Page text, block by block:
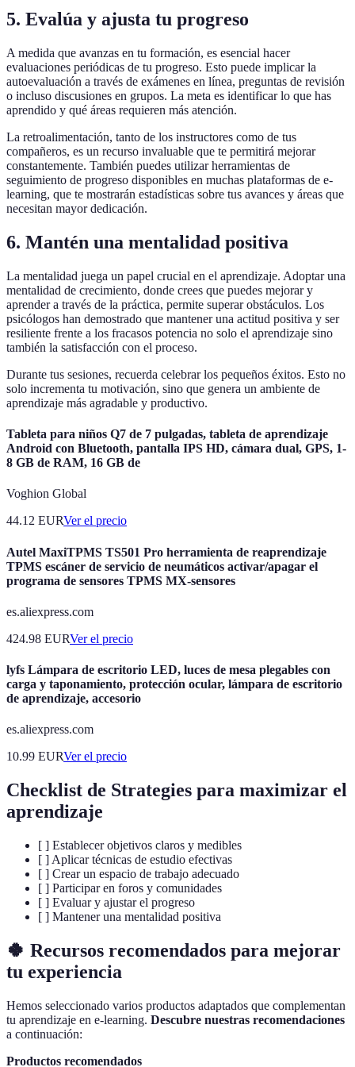
5. Evalúa y ajusta tu progreso
A medida que avanzas en tu formación, es esencial hacer
evaluaciones periódicas de tu progreso. Esto puede implicar la
autoevaluación a través de exámenes en línea, preguntas de revisión
o incluso discusiones en grupos. La meta es identificar lo que has
aprendido y qué áreas requieren más atención.
La retroalimentación, tanto de los instructores como de tus
compañeros, es un recurso invaluable que te permitirá mejorar
constantemente. También puedes utilizar herramientas de
seguimiento de progreso disponibles en muchas plataformas de e-
learning, que te mostrarán estadísticas sobre tus avances y áreas que
necesitan mayor dedicación.
6. Mantén una mentalidad positiva
La mentalidad juega un papel crucial en el aprendizaje. Adoptar una
mentalidad de crecimiento, donde crees que puedes mejorar y
aprender a través de la práctica, permite superar obstáculos. Los
psicólogos han demostrado que mantener una actitud positiva y ser
resiliente frente a los fracasos potencia no solo el aprendizaje sino
también la satisfacción con el proceso.
Durante tus sesiones, recuerda celebrar los pequeños éxitos. Esto no
solo incrementa tu motivación, sino que genera un ambiente de
aprendizaje más agradable y productivo.
Tableta para niños Q7 de 7 pulgadas, tableta de aprendizaje
Android con Bluetooth, pantalla IPS HD, cámara dual, GPS, 1-
8 GB de RAM, 16 GB de
Voghion Global
44.12 EURVer el precio
Autel MaxiTPMS TS501 Pro herramienta de reaprendizaje
TPMS escáner de servicio de neumáticos activar/apagar el
programa de sensores TPMS MX-sensores
es.aliexpress.com
424.98 EURVer el precio
lyfs Lámpara de escritorio LED, luces de mesa plegables con
carga y taponamiento, protección ocular, lámpara de escritorio
de aprendizaje, accesorio
es.aliexpress.com
10.99 EURVer el precio
Checklist de Strategies para maximizar el
aprendizaje
[ ] Establecer objetivos claros y medibles
[ ] Aplicar técnicas de estudio efectivas
[ ] Crear un espacio de trabajo adecuado
[ ] Participar en foros y comunidades
[ ] Evaluar y ajustar el progreso
[ ] Mantener una mentalidad positiva
🍀 Recursos recomendados para mejorar
tu experiencia
Hemos seleccionado varios productos adaptados que complementan
tu aprendizaje en e-learning. Descubre nuestras recomendaciones
a continuación:
Productos recomendados